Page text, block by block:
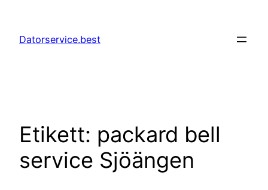
innehåll
Datorservice.best
Etikett: packard bell
service Sjöängen